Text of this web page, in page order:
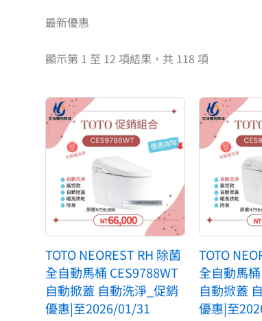
最新優惠
顯示第 1 至 12 項結果，共 118 項
TOTO NEOREST RH 除菌
全自動馬桶 CES9788WT
自動掀蓋 自動洗淨_促銷
優惠|至2026/01/31
原
始
價
格：
NT$98,000。
目
前
價
格：
NT$66,000。
TOTO
全自動馬
自動掀蓋
優惠|至
原
始
價